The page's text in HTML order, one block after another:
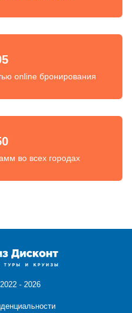
online бронирования
во всех городах
2022 - 2026